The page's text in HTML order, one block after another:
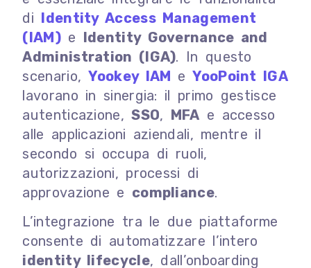
di
Identity Access Management
(IAM)e
Identity Governance and
Administration (IGA). In questo
scenario,Yookey IAM eYooPoint IGA
lavorano in sinergia: il primo gestisce
autenticazione,SSO, MFA e accesso
alle applicazioni aziendali, mentre il
secondo si occupa di ruoli,
autorizzazioni, processi di
approvazione e compliance.
L’integrazione tra le due piattaforme
consente di automatizzare l’intero
identity lifecycle, dall’onboarding